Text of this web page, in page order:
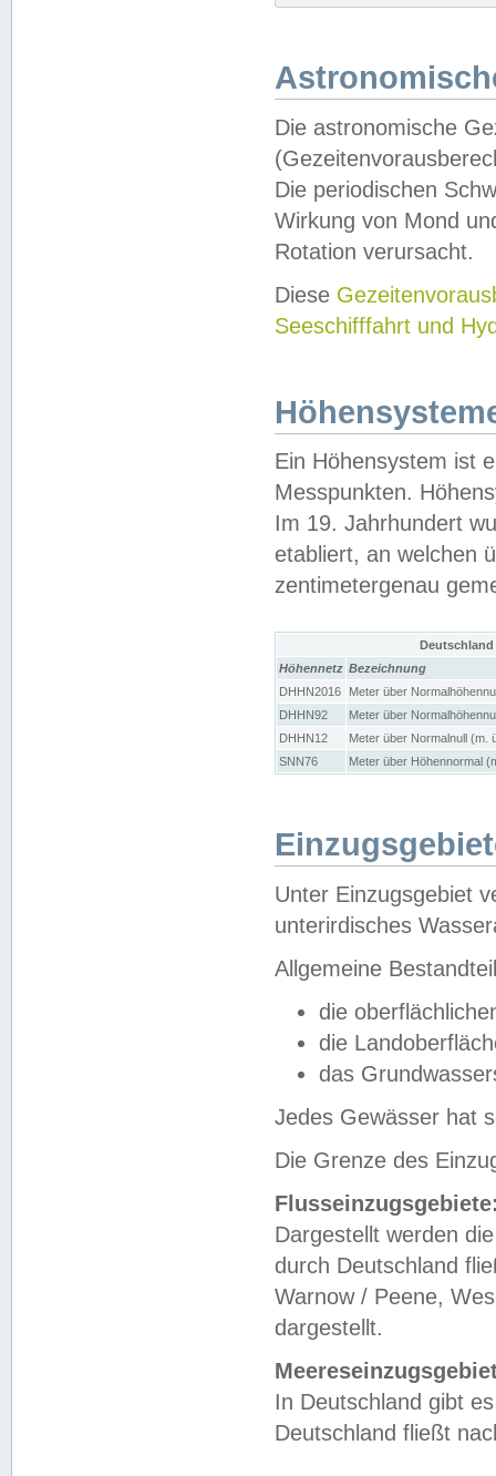
Die astronomische
Die periodischen
Wirkung von Mond
Rotation verursacht.
Diese
Seeschifffahrt und
Ein Höhensystem ist
Messpunkten.
Im 19. Jahrhundert
etabliert, an welchen
zentimetergenau
Höhennetz Bezeichnung
DHHN2016
Meter über
DHHN92
Meter über
DHHN12
Meter über Normalnull (m.
SNN76
Meter über Höhennormal
Unter Einzugsgebiet
unterirdisches
Allgemeine
die
die
das
Jedes Gewässer hat
Die Grenze des
Dargestellt werden
durch Deutschland
Warnow / Peene,
dargestellt.
In Deutschland gibt
Deutschland fließt